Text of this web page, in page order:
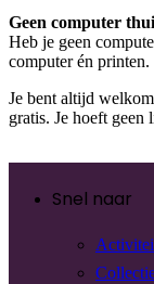
Geen computer
Heb je geen
computer én printen.
Je bent altijd
gratis. Je hoeft
Snel naar